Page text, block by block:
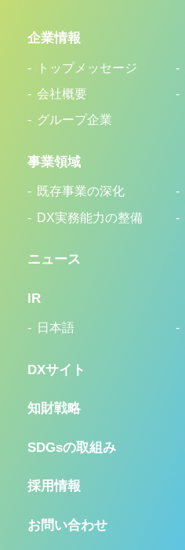
企業情報
トップメッセージ
会社概要
グループ企業
事業領域
既存事業の深化
DX実務能力の整備
ニュース
IR
日本語
DXサイト
知財戦略
SDGsの取組み
採用情報
お問い合わせ